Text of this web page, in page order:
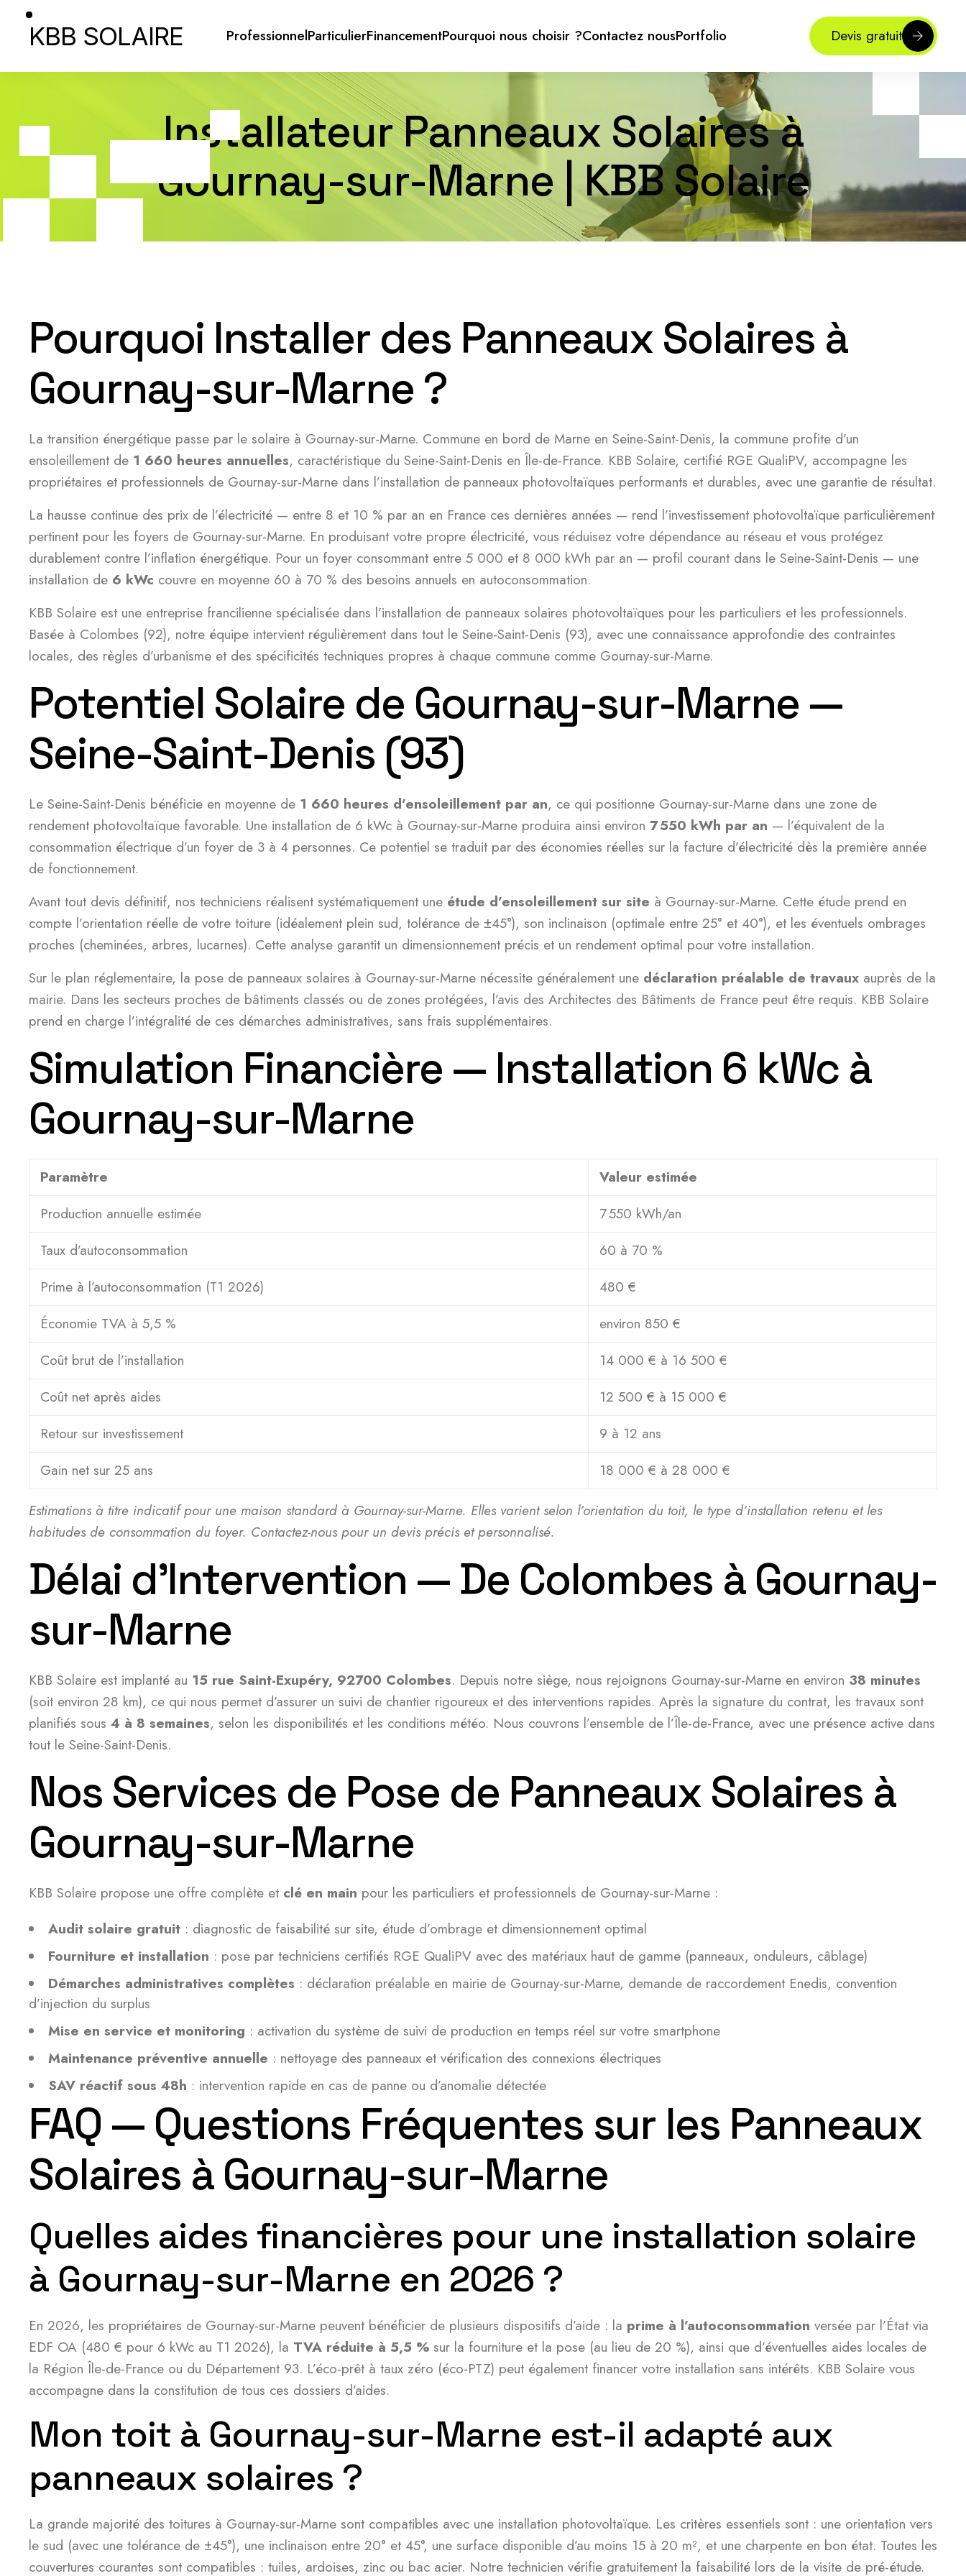
KBB SOLAIRE ProfessionnelParticulierFinancementPourquoi nous choisir ?Contactez nousPortfolio Devis gratuit
Installateur Panneaux Solaires à
Gournay-sur-Marne | KBB Solaire
Pourquoi Installer des Panneaux Solaires à
Gournay-sur-Marne ?
La transition énergétique passe par le solaire à Gournay-sur-Marne. Commune en bord de Marne en Seine-Saint-Denis, la commune profite d’un
ensoleillement de 1 660 heures annuelles, caractéristique du Seine-Saint-Denis en Île-de-France. KBB Solaire, certifié RGE QualiPV, accompagne les
propriétaires et professionnels de Gournay-sur-Marne dans l’installation de panneaux photovoltaïques performants et durables, avec une garantie de résultat.
La hausse continue des prix de l’électricité — entre 8 et 10 % par an en France ces dernières années — rend l’investissement photovoltaïque particulièrement
pertinent pour les foyers de Gournay-sur-Marne. En produisant votre propre électricité, vous réduisez votre dépendance au réseau et vous protégez
durablement contre l’inflation énergétique. Pour un foyer consommant entre 5 000 et 8 000 kWh par an — profil courant dans le Seine-Saint-Denis — une
installation de 6 kWc couvre en moyenne 60 à 70 % des besoins annuels en autoconsommation.
KBB Solaire est une entreprise francilienne spécialisée dans l’installation de panneaux solaires photovoltaïques pour les particuliers et les professionnels.
Basée à Colombes (92), notre équipe intervient régulièrement dans tout le Seine-Saint-Denis (93), avec une connaissance approfondie des contraintes
locales, des règles d’urbanisme et des spécificités techniques propres à chaque commune comme Gournay-sur-Marne.
Potentiel Solaire de Gournay-sur-Marne —
Seine-Saint-Denis (93)
Le Seine-Saint-Denis bénéficie en moyenne de 1 660 heures d’ensoleillement par an, ce qui positionne Gournay-sur-Marne dans une zone de
rendement photovoltaïque favorable. Une installation de 6 kWc à Gournay-sur-Marne produira ainsi environ 7 550 kWh par an — l’équivalent de la
consommation électrique d’un foyer de 3 à 4 personnes. Ce potentiel se traduit par des économies réelles sur la facture d’électricité dès la première année
de fonctionnement.
Avant tout devis définitif, nos techniciens réalisent systématiquement une étude d’ensoleillement sur site à Gournay-sur-Marne. Cette étude prend en
compte l’orientation réelle de votre toiture (idéalement plein sud, tolérance de ±45°), son inclinaison (optimale entre 25° et 40°), et les éventuels ombrages
proches (cheminées, arbres, lucarnes). Cette analyse garantit un dimensionnement précis et un rendement optimal pour votre installation.
Sur le plan réglementaire, la pose de panneaux solaires à Gournay-sur-Marne nécessite généralement une déclaration préalable de travaux auprès de la
mairie. Dans les secteurs proches de bâtiments classés ou de zones protégées, l’avis des Architectes des Bâtiments de France peut être requis. KBB Solaire
prend en charge l’intégralité de ces démarches administratives, sans frais supplémentaires.
Simulation Financière — Installation 6 kWc à
Gournay-sur-Marne
Paramètre
Valeur estimée
Production annuelle estimée
7 550 kWh/an
Taux d’autoconsommation
60 à 70 %
Prime à l’autoconsommation (T1 2026)
480 €
Économie TVA à 5,5 %
environ 850 €
Coût brut de l’installation
14 000 € à 16 500 €
Coût net après aides
12 500 € à 15 000 €
Retour sur investissement
9 à 12 ans
Gain net sur 25 ans
18 000 € à 28 000 €
Estimations à titre indicatif pour une maison standard à Gournay-sur-Marne. Elles varient selon l’orientation du toit, le type d’installation retenu et les
habitudes de consommation du foyer. Contactez-nous pour un devis précis et personnalisé.
Délai d’Intervention — De Colombes à Gournay-
sur-Marne
KBB Solaire est implanté au 15 rue Saint-Exupéry, 92700 Colombes. Depuis notre siège, nous rejoignons Gournay-sur-Marne en environ 38 minutes
(soit environ 28 km), ce qui nous permet d’assurer un suivi de chantier rigoureux et des interventions rapides. Après la signature du contrat, les travaux sont
planifiés sous 4 à 8 semaines, selon les disponibilités et les conditions météo. Nous couvrons l’ensemble de l’Île-de-France, avec une présence active dans
tout le Seine-Saint-Denis.
Nos Services de Pose de Panneaux Solaires à
Gournay-sur-Marne
KBB Solaire propose une offre complète et clé en main pour les particuliers et professionnels de Gournay-sur-Marne :
Audit solaire gratuit : diagnostic de faisabilité sur site, étude d’ombrage et dimensionnement optimal
Fourniture et installation : pose par techniciens certifiés RGE QualiPV avec des matériaux haut de gamme (panneaux, onduleurs, câblage)
Démarches administratives complètes : déclaration préalable en mairie de Gournay-sur-Marne, demande de raccordement Enedis, convention
d’injection du surplus
Mise en service et monitoring : activation du système de suivi de production en temps réel sur votre smartphone
Maintenance préventive annuelle : nettoyage des panneaux et vérification des connexions électriques
SAV réactif sous 48h : intervention rapide en cas de panne ou d’anomalie détectée
FAQ — Questions Fréquentes sur les Panneaux
Solaires à Gournay-sur-Marne
Quelles aides financières pour une installation solaire
à Gournay-sur-Marne en 2026 ?
En 2026, les propriétaires de Gournay-sur-Marne peuvent bénéficier de plusieurs dispositifs d’aide : la prime à l’autoconsommation versée par l’État via
EDF OA (480 € pour 6 kWc au T1 2026), la TVA réduite à 5,5 % sur la fourniture et la pose (au lieu de 20 %), ainsi que d’éventuelles aides locales de
la Région Île-de-France ou du Département 93. L’éco-prêt à taux zéro (éco-PTZ) peut également financer votre installation sans intérêts. KBB Solaire vous
accompagne dans la constitution de tous ces dossiers d’aides.
Mon toit à Gournay-sur-Marne est-il adapté aux
panneaux solaires ?
La grande majorité des toitures à Gournay-sur-Marne sont compatibles avec une installation photovoltaïque. Les critères essentiels sont : une orientation vers
le sud (avec une tolérance de ±45°), une inclinaison entre 20° et 45°, une surface disponible d’au moins 15 à 20 m², et une charpente en bon état. Toutes les
couvertures courantes sont compatibles : tuiles, ardoises, zinc ou bac acier. Notre technicien vérifie gratuitement la faisabilité lors de la visite de pré-étude.